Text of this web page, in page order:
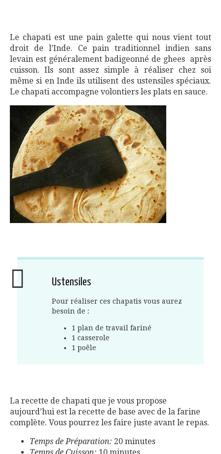
Le chapati est une pain galette qui nous vient tout
droit de l’Inde. Ce pain traditionnel indien sans
levain est généralement badigeonné de ghees après
cuisson. Ils sont assez simple à réaliser chez soi
même si en Inde ils utilisent des ustensiles spéciaux.
Le chapati accompagne volontiers les plats en sauce.
Ustensiles
Pour réaliser ces chapatis vous aurez
besoin de :
1 plan de travail fariné
1 casserole
1 poêle
La recette de chapati que je vous propose
aujourd’hui est la recette de base avec de la farine
complète. Vous pourrez les faire juste avant le repas.
Temps de Préparation: 20 minutes